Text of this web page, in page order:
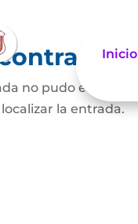
Inicio
no pudo
la entrada.